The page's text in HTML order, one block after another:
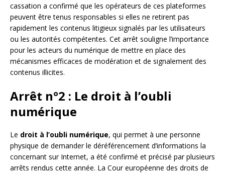
cassation a confirmé que les opérateurs de ces plateformes
peuvent être tenus responsables si elles ne retirent pas
rapidement les contenus litigieux signalés par les utilisateurs
ou les autorités compétentes. Cet arrêt souligne l’importance
pour les acteurs du numérique de mettre en place des
mécanismes efficaces de modération et de signalement des
contenus illicites.
Arrêt n°2 : Le droit à l’oubli
numérique
Le droit à l’oubli numérique, qui permet à une personne
physique de demander le déréférencement d’informations la
concernant sur Internet, a été confirmé et précisé par plusieurs
arrêts rendus cette année. La Cour européenne des droits de